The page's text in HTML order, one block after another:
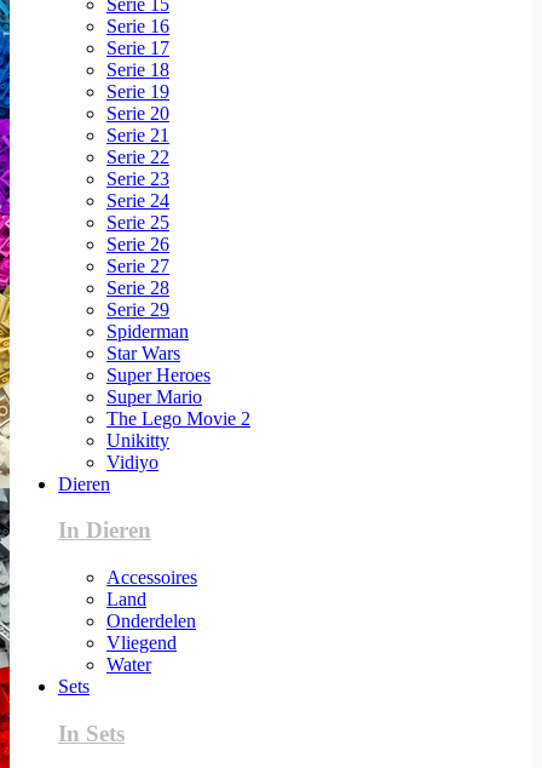
Serie 16
Serie 17
Serie 18
Serie 19
Serie 20
Serie 21
Serie 22
Serie 23
Serie 24
Serie 25
Serie 26
Serie 27
Serie 28
Serie 29
Spiderman
Star Wars
Super Heroes
Super Mario
The Lego Movie 2
Unikitty
Vidiyo
Dieren
In Dieren
Accessoires
Land
Onderdelen
Vliegend
Water
Sets
In Sets